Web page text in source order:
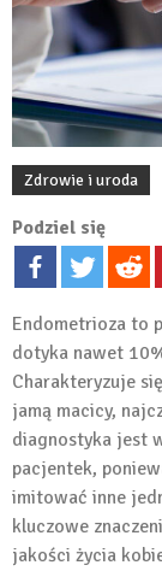
Zdrowie i uroda
Podziel się
Endometrioza to
dotyka nawet
Charakteryzuje
jamą macicy,
diagnostyka jest
pacjentek,
imitować inne
kluczowe
jakości życia